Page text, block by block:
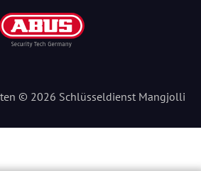
Mangjolli
© 2026 Schlüsseldienst Mangjolli